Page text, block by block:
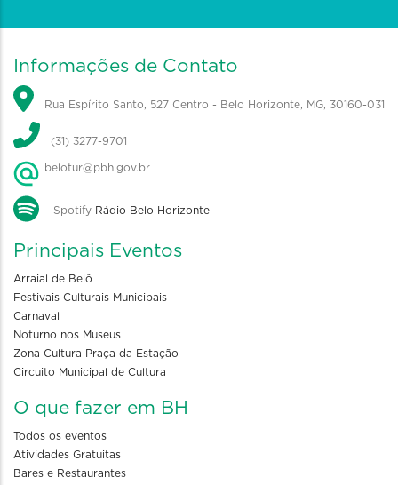
Informações de Contato
Rua Espírito Santo, 527 Centro - Belo Horizonte, MG, 30160-031
(31) 3277-9701
belotur@pbh.gov.br
Spotify Rádio Belo Horizonte
Principais Eventos
Arraial de Belô
Festivais Culturais Municipais
Carnaval
Noturno nos Museus
Zona Cultura Praça da Estação
Circuito Municipal de Cultura
O que fazer em BH
Todos os eventos
Atividades Gratuitas
Bares e Restaurantes